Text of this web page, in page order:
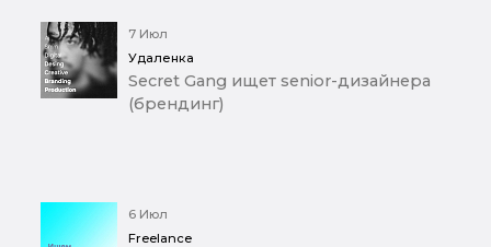
7 Июл
Удаленка
Secret Gang ищет senior-дизайнера
(брендинг)
6 Июл
Freelance